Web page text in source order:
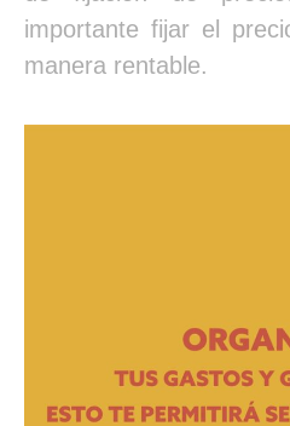
importante fijar el
manera rentable.